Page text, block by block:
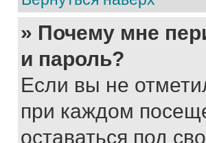
» Почему мне
и пароль?
Если вы не
при каждом
оставаться под